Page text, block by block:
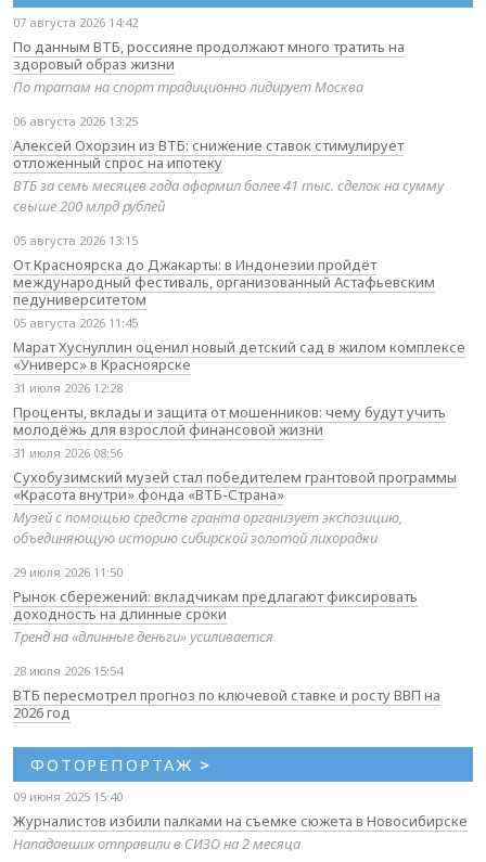
07 августа 2026 14:42
По данным ВТБ, россияне продолжают много тратить на
здоровый образ жизни
По тратам на спорт традиционно лидирует Москва
06 августа 2026 13:25
Алексей Охорзин из ВТБ: снижение ставок стимулирует
отложенный спрос на ипотеку
ВТБ за семь месяцев года оформил более 41 тыс. сделок на сумму
свыше 200 млрд рублей
05 августа 2026 13:15
От Красноярска до Джакарты: в Индонезии пройдёт
международный фестиваль, организованный Астафьевским
педуниверситетом
05 августа 2026 11:45
Марат Хуснуллин оценил новый детский сад в жилом комплексе
«Универс» в Красноярске
31 июля 2026 12:28
Проценты, вклады и защита от мошенников: чему будут учить
молодёжь для взрослой финансовой жизни
31 июля 2026 08:56
Сухобузимский музей стал победителем грантовой программы
«Красота внутри» фонда «ВТБ-Страна»
Музей с помощью средств гранта организует экспозицию,
объединяющую историю сибирской золотой лихорадки
29 июля 2026 11:50
Рынок сбережений: вкладчикам предлагают фиксировать
доходность на длинные сроки
Тренд на «длинные деньги» усиливается
28 июля 2026 15:54
ВТБ пересмотрел прогноз по ключевой ставке и росту ВВП на
2026 год
ФОТОРЕПОРТАЖ >
09 июня 2025 15:40
Журналистов избили палками на съемке сюжета в Новосибирске
Нападавших отправили в СИЗО на 2 месяца